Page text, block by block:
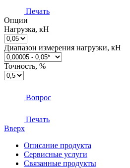
Печать
Опции
Нагрузка, кН
Диапазон измерения нагрузки, кН
Точность, %
Вопрос
Печать
Вверх
Описание продукта
Сервисные услуги
Связанные продукты